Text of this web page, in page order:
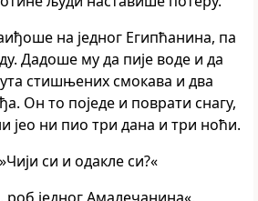
на једног Египћанина, па
Дадоше му да пије воде и да
стишњених смокава и два
Он то поједе и поврати снагу,
јео ни пио три дана и три ноћи.
си и одакле си?«